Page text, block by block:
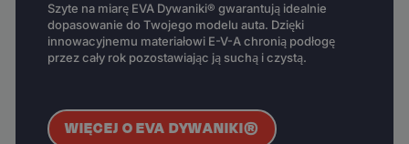
Szyte na miarę EVA Dywaniki® gwarantują idealnie
dopasowanie do Twojego modelu auta. Dzięki
innowacyjnemu materiałowi E-V-A chronią podłogę
przez cały rok pozostawiając ją suchą i czystą.
WIĘCEJ O EVA DYWANIKI®